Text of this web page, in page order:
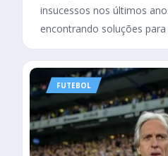
insucessos nos últimos
encontrando soluções
FUTEBOL